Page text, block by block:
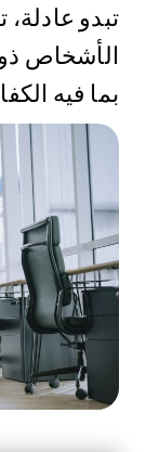
تبدو
الأشخاص
بما فيه